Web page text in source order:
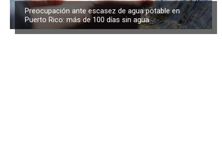
Preocupación ante escasez de agua potable en
Puerto Rico: más de 100 días sin agua